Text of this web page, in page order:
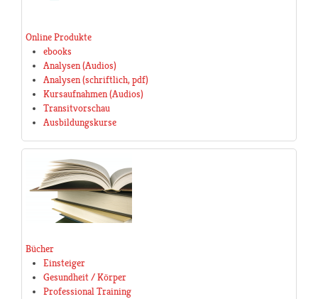
Online Produkte
ebooks
Analysen (Audios)
Analysen (schriftlich, pdf)
Kursaufnahmen (Audios)
Transitvorschau
Ausbildungskurse
Bücher
Einsteiger
Gesundheit / Körper
Professional Training